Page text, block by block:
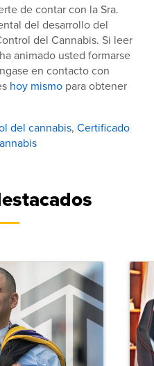
de contar con la Sra.
del desarrollo del
del Cannabis. Si leer
animado usted formarse
en contacto con
hoy mismo para obtener
del cannabis, Certificado